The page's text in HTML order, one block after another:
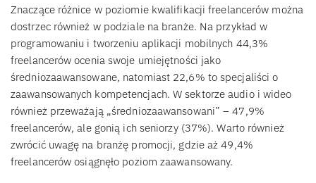
Znaczące różnice w poziomie kwalifikacji freelancerów można
dostrzec również w podziale na branże. Na przykład w
programowaniu i tworzeniu aplikacji mobilnych 44,3%
freelancerów ocenia swoje umiejętności jako
średniozaawansowane, natomiast 22,6% to specjaliści o
zaawansowanych kompetencjach. W sektorze audio i wideo
również przeważają „średniozaawansowani” – 47,9%
freelancerów, ale gonią ich seniorzy (37%). Warto również
zwrócić uwagę na branżę promocji, gdzie aż 49,4%
freelancerów osiągnęło poziom zaawansowany.